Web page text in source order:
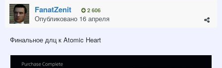
FanatZenit 2 606
Опубликовано 16 апреля
Финальное длц к Atomic Heart